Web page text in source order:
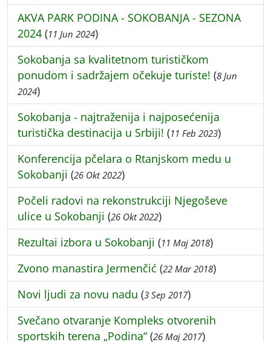
AKVA PARK PODINA - SOKOBANJA - SEZONA
2024 (11 Jun 2024)
Sokobanja sa kvalitetnom turističkom
ponudom i sadržajem očekuje turiste! (8 Jun
2024)
Sokobanja - najtraženija i najposećenija
turistička destinacija u Srbiji! (11 Feb 2023)
Konferencija pčelara o Rtanjskom medu u
Sokobanji (26 Okt 2022)
Počeli radovi na rekonstrukciji Njegoševe
ulice u Sokobanji (26 Okt 2022)
Rezultai izbora u Sokobanji (11 Maj 2018)
Zvono manastira Jermenčić (22 Mar 2018)
Novi ljudi za novu nadu (3 Sep 2017)
Svečano otvaranje Kompleks otvorenih
sportskih terena „Podina“ (26 Maj 2017)